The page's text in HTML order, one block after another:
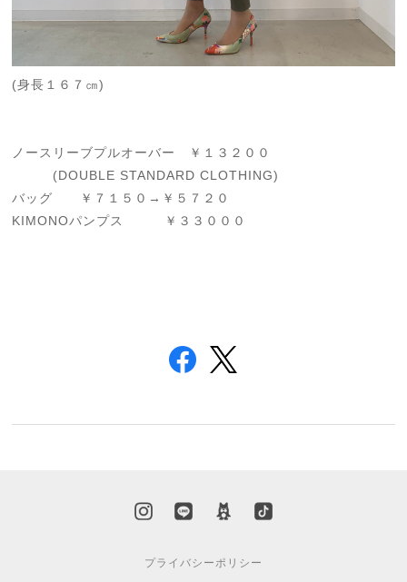
(身長１６７㎝)
ノースリーブプルオーバー ￥１３２００
(DOUBLE STANDARD CLOTHING)
バッグ ￥７１５０→￥５７２０
KIMONOパンプス ￥３３０００
プライバシーポリシー